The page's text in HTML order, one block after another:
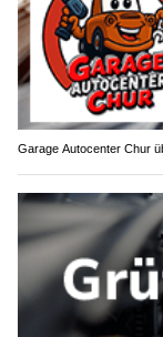
Garage Autocenter Chur